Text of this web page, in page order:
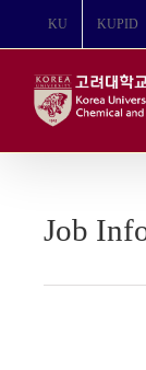
뛰
KU KUPID
Job